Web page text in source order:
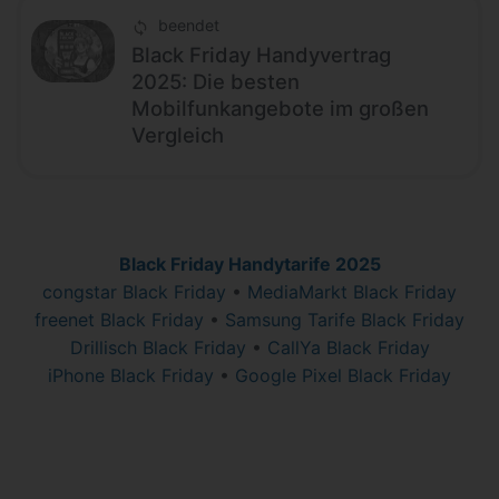
beendet
Black Friday Handyvertrag
2025: Die besten
Mobilfunkangebote im großen
Vergleich
Black Friday Handytarife 2025
congstar Black Friday • MediaMarkt Black Friday
freenet Black Friday • Samsung Tarife Black Friday
Drillisch Black Friday • CallYa Black Friday
iPhone Black Friday • Google Pixel Black Friday